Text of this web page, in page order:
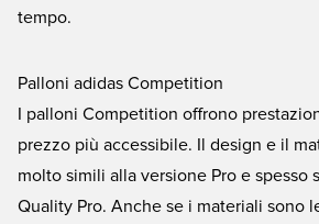
tempo.
Palloni adidas Competition
I palloni Competition offrono
prezzo più accessibile. Il design e il
molto simili alla versione Pro e spesso
Quality Pro. Anche se i materiali sono